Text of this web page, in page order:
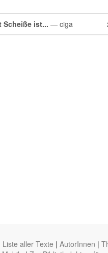
Scheiße ist... — ciga
Liste aller Texte | AutorInnen |